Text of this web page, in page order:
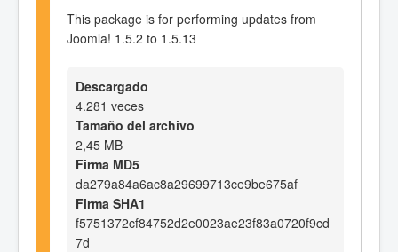
This package is for performing updates from
Joomla! 1.5.2 to 1.5.13
Descargado
4.281 veces
Tamaño del archivo
2,45 MB
Firma MD5
da279a84a6ac8a29699713ce9be675af
Firma SHA1
f5751372cf84752d2e0023ae23f83a0720f9cd
7d